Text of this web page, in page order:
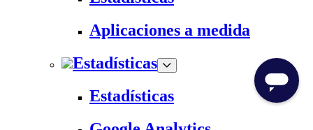
Aplicaciones a medida
Estadísticas
Estadísticas